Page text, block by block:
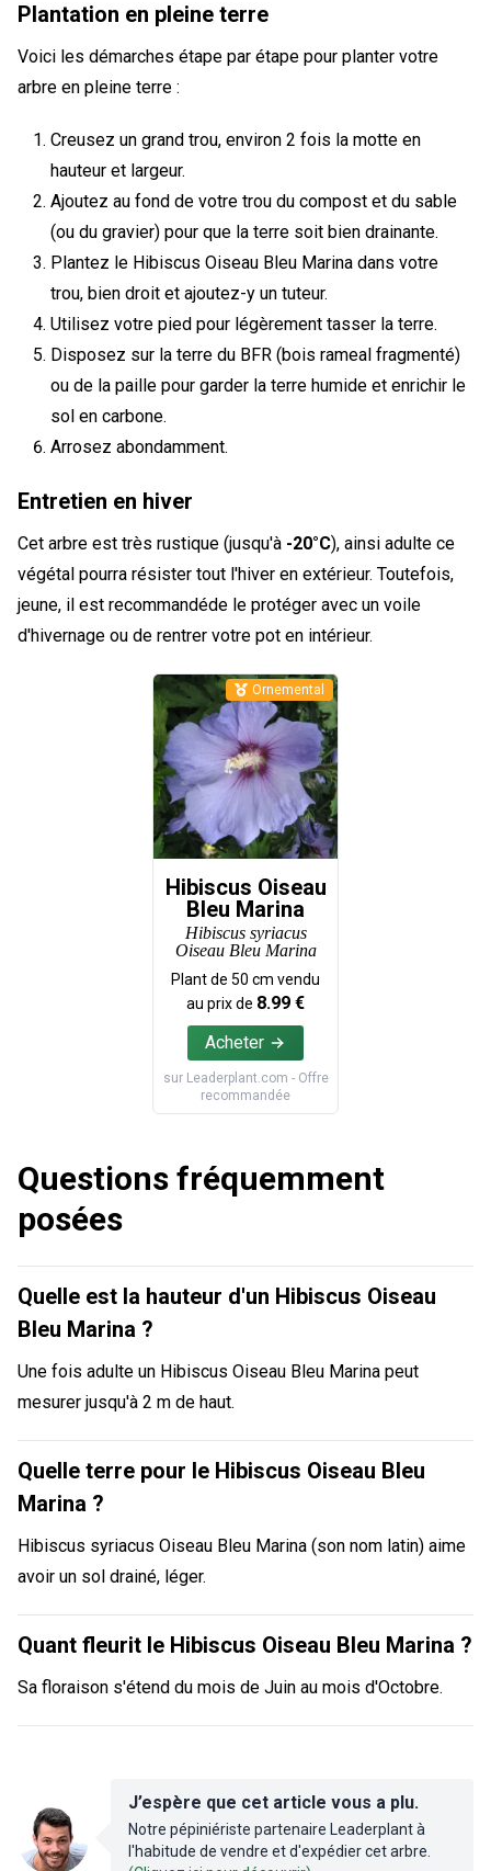
Plantation en pleine terre
Voici les démarches étape par étape pour planter votre
arbre en pleine terre :
Creusez un grand trou, environ 2 fois la motte en
hauteur et largeur.
Ajoutez au fond de votre trou du compost et du sable
(ou du gravier) pour que la terre soit bien drainante.
Plantez le Hibiscus Oiseau Bleu Marina dans votre
trou, bien droit et ajoutez-y un tuteur.
Utilisez votre pied pour légèrement tasser la terre.
Disposez sur la terre du BFR (bois rameal fragmenté)
ou de la paille pour garder la terre humide et enrichir le
sol en carbone.
Arrosez abondamment.
Entretien en hiver
Cet arbre est très rustique (jusqu'à -20°C), ainsi adulte ce
végétal pourra résister tout l'hiver en extérieur. Toutefois,
jeune, il est recommandéde le protéger avec un voile
d'hivernage ou de rentrer votre pot en intérieur.
Hibiscus Oiseau
Bleu Marina
Hibiscus syriacus
Oiseau Bleu Marina
Plant de 50 cm vendu
au prix de 8.99 €
Acheter
sur Leaderplant.com - Offre
recommandée
Ornemental
Questions fréquemment
posées
Quelle est la hauteur d'un Hibiscus Oiseau
Bleu Marina ?
Une fois adulte un Hibiscus Oiseau Bleu Marina peut
mesurer jusqu'à 2 m de haut.
Quelle terre pour le Hibiscus Oiseau Bleu
Marina ?
Hibiscus syriacus Oiseau Bleu Marina (son nom latin) aime
avoir un sol drainé, léger.
Quant fleurit le Hibiscus Oiseau Bleu Marina ?
Sa floraison s'étend du mois de Juin au mois d'Octobre.
J’espère que cet article vous a plu.
Notre pépiniériste partenaire Leaderplant à
l'habitude de vendre et d'expédier cet arbre.